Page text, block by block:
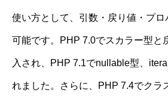
使い方として、引数・戻り値・プ
可能です。PHP 7.0でスカラー型と
入され、PHP 7.1でnullable型、
れました。さらに、PHP 7.4でクラ